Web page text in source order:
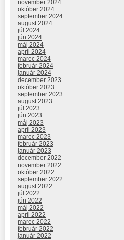
november 2024
október 2024
september 2024
august 2024
júl 2024
jún 2024
máj 2024
apríl 2024
marec 2024
február 2024
január 2024
december 2023
október 2023
september 2023
august 2023
júl 2023
jún 2023
máj 2023
apríl 2023
marec 2023
február 2023
január 2023
december 2022
november 2022
október 2022
september 2022
august 2022
júl 2022
jún 2022
máj 2022
apríl 2022
marec 2022
február 2022
január 2022